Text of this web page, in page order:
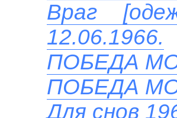
Враг
12.06.1966.
ПОБЕДА
ПОБЕДА
Для снов